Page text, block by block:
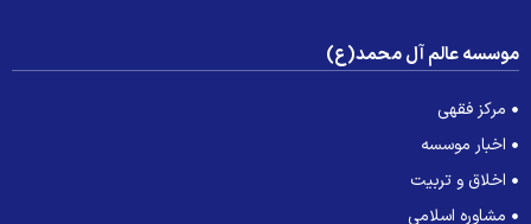
عالم آل محمد(ع)
مرکز فقهی
اخبار موسسه
اخلاق و تربیت
مشاوره اسلامی